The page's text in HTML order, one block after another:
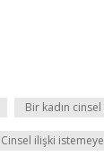
Bir kadın
Cinsel ilişki